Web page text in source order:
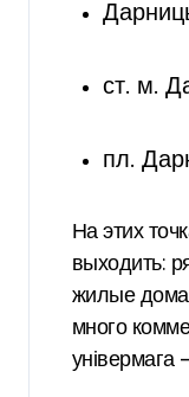
ст. м.
пл.
На этих
выходить:
жилые
много
універмага